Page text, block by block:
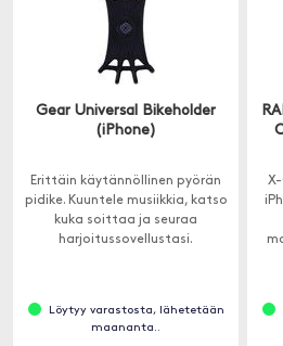
Gear Universal Bikeholder
(iPhone)
Erittäin käytännöllinen pyörän
pidike. Kuuntele musiikkia, katso
kuka soittaa ja seuraa
harjoitussovellustasi.
Löytyy varastosta, lähetetään
maananta..